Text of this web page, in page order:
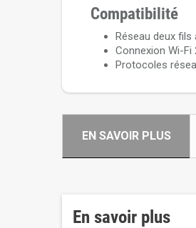
Compatibilité
Réseau deux fils
Connexion Wi-Fi
Protocoles
EN SAVOIR PLUS
En savoir plus